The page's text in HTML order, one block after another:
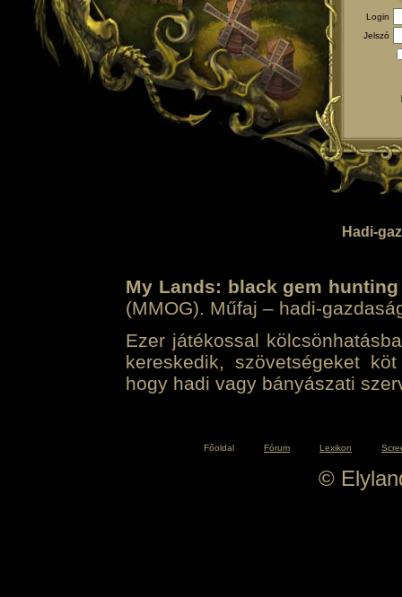
Login
Jelszó
Hadi-
My Lands: black gem hunting
(MMOG). Műfaj – hadi-
Ezer játékossal
kereskedik, szövetségeket
hogy hadi vagy bányászati
Főoldal Fórum Lexikon
©